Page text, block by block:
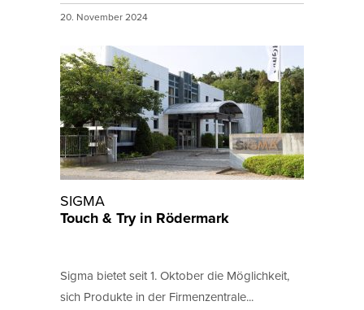
20. November 2024
SIGMA
Touch & Try in Rödermark
Sigma bietet seit 1. Oktober die Möglichkeit,
sich Produkte in der Firmenzentrale...